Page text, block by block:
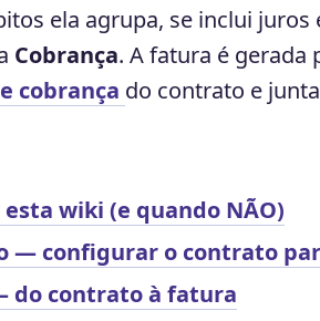
ela agrupa, se inclui juros
Cobrança. A fatura é
cobrança do contrato e
wiki (e quando NÃO)
— configurar o contrato
do contrato à fatura